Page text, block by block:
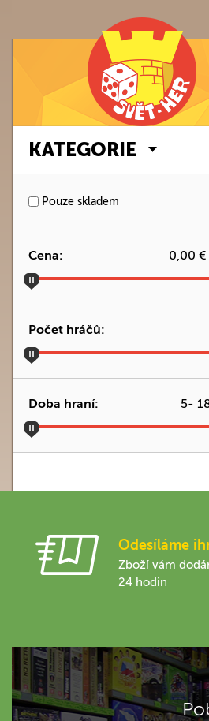
KATEGORIE
Pouze skladem
0,00 €
Cena:
Počet hráčů:
5-
Doba hraní:
Odesíláme
Zboží vám
24 hodin